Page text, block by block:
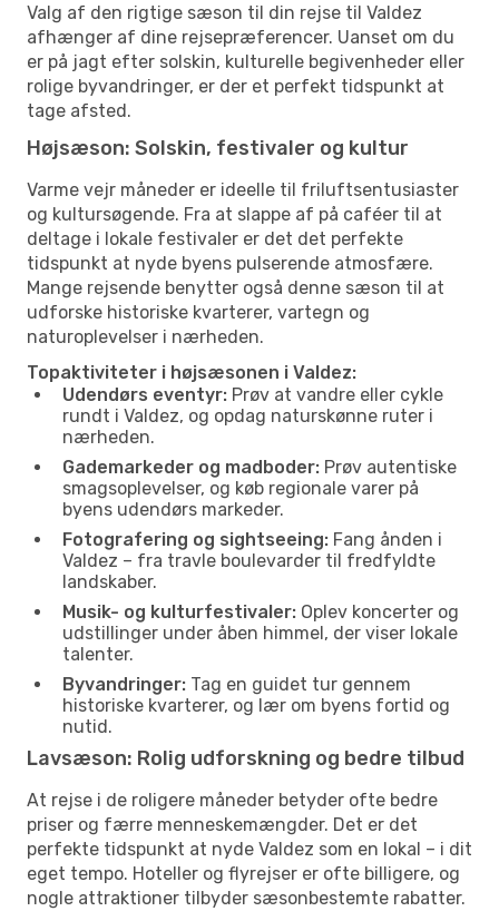
Valg af den rigtige sæson til din rejse til Valdez
afhænger af dine rejsepræferencer. Uanset om du
er på jagt efter solskin, kulturelle begivenheder eller
rolige byvandringer, er der et perfekt tidspunkt at
tage afsted.
Højsæson: Solskin, festivaler og kultur
Varme vejr måneder er ideelle til friluftsentusiaster
og kultursøgende. Fra at slappe af på caféer til at
deltage i lokale festivaler er det det perfekte
tidspunkt at nyde byens pulserende atmosfære.
Mange rejsende benytter også denne sæson til at
udforske historiske kvarterer, vartegn og
naturoplevelser i nærheden.
Topaktiviteter i højsæsonen i Valdez:
Udendørs eventyr: Prøv at vandre eller cykle
rundt i Valdez, og opdag naturskønne ruter i
nærheden.
Gademarkeder og madboder: Prøv autentiske
smagsoplevelser, og køb regionale varer på
byens udendørs markeder.
Fotografering og sightseeing: Fang ånden i
Valdez – fra travle boulevarder til fredfyldte
landskaber.
Musik- og kulturfestivaler: Oplev koncerter og
udstillinger under åben himmel, der viser lokale
talenter.
Byvandringer: Tag en guidet tur gennem
historiske kvarterer, og lær om byens fortid og
nutid.
Lavsæson: Rolig udforskning og bedre tilbud
At rejse i de roligere måneder betyder ofte bedre
priser og færre menneskemængder. Det er det
perfekte tidspunkt at nyde Valdez som en lokal – i dit
eget tempo. Hoteller og flyrejser er ofte billigere, og
nogle attraktioner tilbyder sæsonbestemte rabatter.